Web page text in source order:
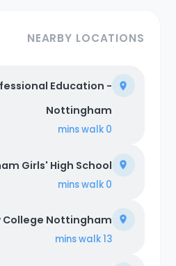
NEARBY LOCATIONS
Education -
Nottingham
0 mins
walk
Girls' High School
0 mins
walk
College Nottingham
13 mins
walk